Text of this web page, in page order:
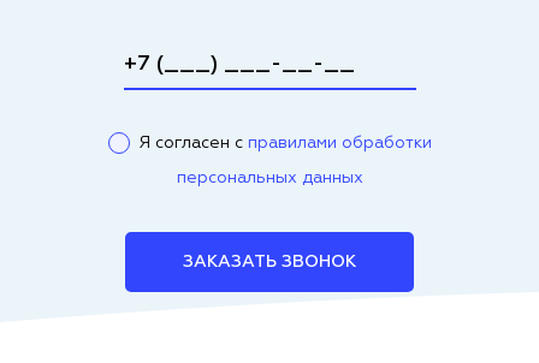
Я согласен с правилами обработки
персональных данных
ЗАКАЗАТЬ ЗВОНОК